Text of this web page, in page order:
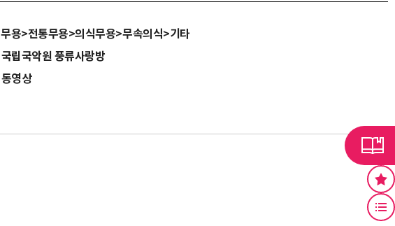
무용>전통무용>의식무용>무속의식>기타
국립국악원 풍류사랑방
동영상